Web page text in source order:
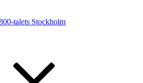
talets Stockholm